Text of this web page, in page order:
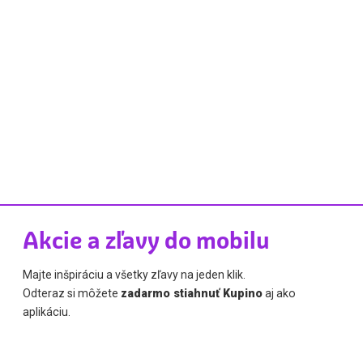
Akcie a zľavy do mobilu
Majte inšpiráciu a všetky zľavy na jeden klik.
Odteraz si môžete zadarmo stiahnuť Kupinoaj ako
aplikáciu.